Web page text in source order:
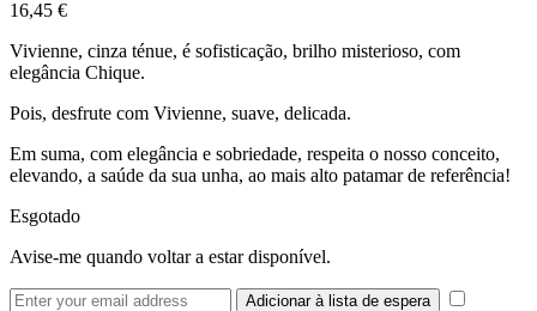
16,45 €
Vivienne, cinza ténue, é sofisticação, brilho misterioso, com
elegância Chique.
Pois, desfrute com Vivienne, suave, delicada.
Em suma, com elegância e sobriedade, respeita o nosso conceito,
elevando, a saúde da sua unha, ao mais alto patamar de referência!
Esgotado
Avise-me quando voltar a estar disponível.